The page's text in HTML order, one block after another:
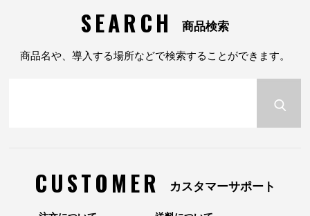
SEARCH 商品検索
商品名や、導入する場所などで検索することができます。
CUSTOMER カスタマーサポート